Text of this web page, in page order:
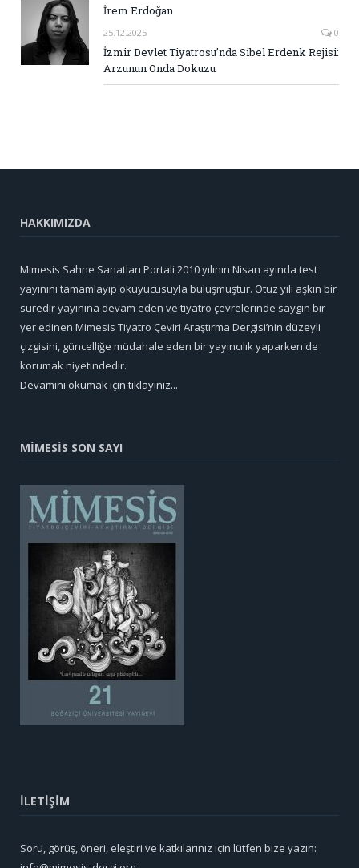
İrem Erdoğan
25.12.2025 0
İzmir Devlet Tiyatrosu’nda Sibel Erdenk Rejisi:
Arzunun Onda Dokuzu
HAKKIMIZDA
Mimesis Sahne Sanatları Portali 2010 yılının Nisan ayında test
yayınını tamamlayıp okuyucusuyla buluşmuştur. Otuz yılı aşkın bir
süredir yayınına devam eden ve tiyatro çevrelerinde saygın bir
yer edinen Mimesis Tiyatro Çeviri Araştırma Dergisi’nin düzeyli
çizgisini, güncelliğe müdahale eden bir yayıncılık yaparken de
korumak niyetindedir.
Devamını okumak için tıklayınız...
MİMESİS SON SAYI
İLETİŞİM
Soru, görüş, öneri, eleştiri ve katkılarınız için lütfen bize yazın: